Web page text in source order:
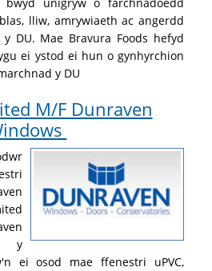
lliw, amrywiaeth ac angerdd
DU. Mae Bravura Foods hefyd
ei ystod ei hun o gynhyrchion
y DU
M/F Dunraven
y
ei osod mae ffenestri uPVC,